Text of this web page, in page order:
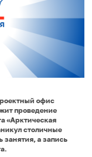
офис
проведение
«Арктическая
столичные
занятия, а запись